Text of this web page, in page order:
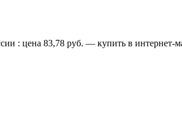
: цена 83,78 руб. — купить в интернет-